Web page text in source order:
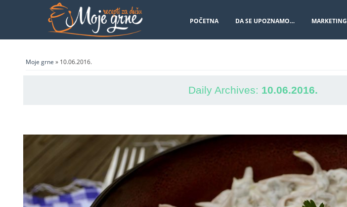
POČETNA DA SE UPOZNAMO… MARKETING
Moje grne » 10.06.2016.
Daily Archives: 10.06.2016.